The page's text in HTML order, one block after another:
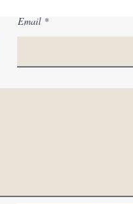
Email